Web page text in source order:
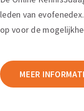
leden van
op voor de
MEER